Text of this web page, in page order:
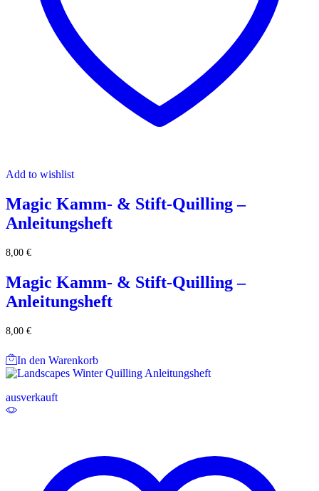
Add to wishlist
Magic Kamm- & Stift-Quilling –
Anleitungsheft
8,00 €
Magic Kamm- & Stift-Quilling –
Anleitungsheft
8,00 €
In den Warenkorb
ausverkauft